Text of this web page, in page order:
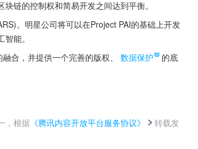
链的控制权和简易开发之间达到平衡。
。明星公司将可以在Project PAI的基础上开发
能。
合，并提供一个完善的版权、
数据保护
的底
，根据 《腾讯内容开放平台服务协议》
转载发